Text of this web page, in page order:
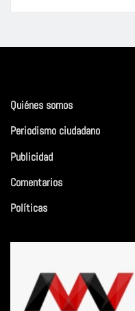
Quiénes somos
Periodismo ciudadano
Publicidad
Comentarios
Políticas